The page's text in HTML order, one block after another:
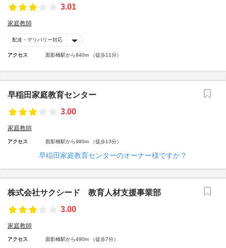
3.01
家庭教師
配達・デリバリー対応
アクセス 面影橋駅から840m （徒歩11分）
早稲田家庭教育センター
3.00
家庭教師
アクセス 面影橋駅から980m （徒歩13分）
早稲田家庭教育センターのオーナー様ですか？
株式会社サクシード 教育人材支援事業部
3.00
家庭教師
アクセス 面影橋駅から490m （徒歩7分）